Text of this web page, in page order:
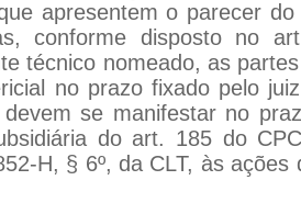
apresentem o parecer
conforme disposto no
técnico nomeado, as
no prazo fixado pelo
se manifestar no
do art. 185 do
H, § 6º, da CLT, às ações